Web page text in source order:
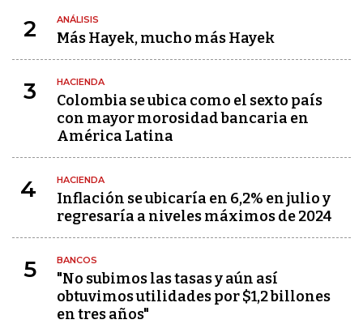
2 ANÁLISIS
Más Hayek, mucho más Hayek
3 HACIENDA
Colombia se ubica como el sexto país
con mayor morosidad bancaria en
América Latina
4 HACIENDA
Inflación se ubicaría en 6,2% en julio y
regresaría a niveles máximos de 2024
5 BANCOS
"No subimos las tasas y aún así
obtuvimos utilidades por $1,2 billones
en tres años"